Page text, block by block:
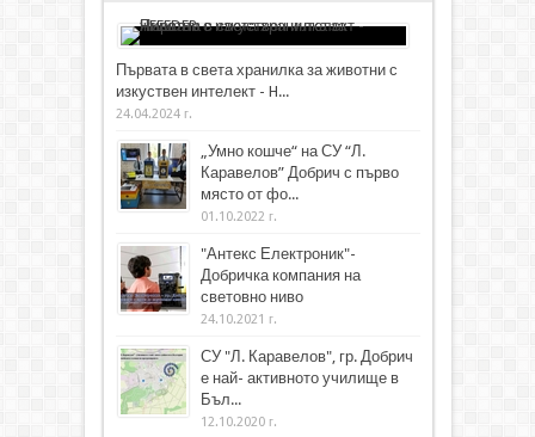
Първата в света хранилка за животни с
изкуствен интелект - H...
24.04.2024 г.
„Умно кошче“ на СУ “Л.
Каравелов” Добрич с първо
място от фо...
01.10.2022 г.
"Антекс Електроник"-
Добричка компания на
световно ниво
24.10.2021 г.
СУ "Л. Каравелов", гр. Добрич
е най- активното училище в
Бъл...
12.10.2020 г.